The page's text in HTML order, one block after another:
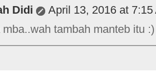
Didi
April 13, 2016 at 7:15
mba..wah tambah manteb itu :)